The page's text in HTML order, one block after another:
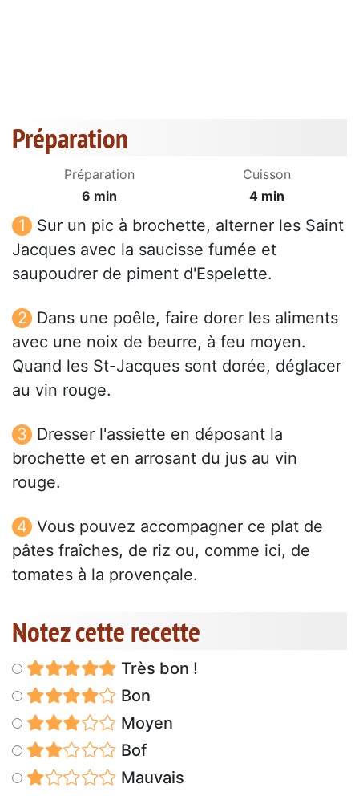
Préparation
Préparation
6 min
Cuisson
4 min
Sur un pic à brochette, alterner les Saint
Jacques avec la saucisse fumée et
saupoudrer de piment d'Espelette.
Dans une poêle, faire dorer les aliments
avec une noix de beurre, à feu moyen.
Quand les St-Jacques sont dorée, déglacer
au vin rouge.
Dresser l'assiette en déposant la
brochette et en arrosant du jus au vin
rouge.
Vous pouvez accompagner ce plat de
pâtes fraîches, de riz ou, comme ici, de
tomates à la provençale.
Notez cette recette
Très bon !
Bon
Moyen
Bof
Mauvais